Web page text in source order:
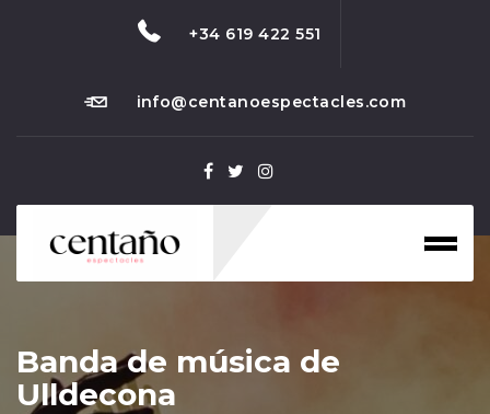
+34 619 422 551
info@centanoespectacles.com
Banda de música de
Ulldecona